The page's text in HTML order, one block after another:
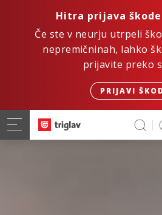
Hitra prijava
Če ste v neurju utrpeli
nepremičninah, lahko
prijavite preko
PRIJAVI